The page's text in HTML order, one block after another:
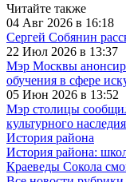
Читайте также
04 Авг 2026 в 16:18
Сергей Собянин
22 Июл 2026 в 13:37
Мэр Москвы
обучения в сфере
05 Июн 2026 в 13:52
Мэр столицы
культурного наследия
История района
История района:
Краеведы Сокола